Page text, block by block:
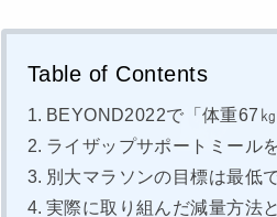
Table of Contents
BEYOND2022で「体重67
ライザップサポートミール
別大マラソンの目標は最低
実際に取り組んだ減量方法